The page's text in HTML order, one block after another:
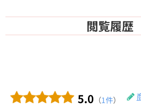
閲覧履歴
5.0 （1件）